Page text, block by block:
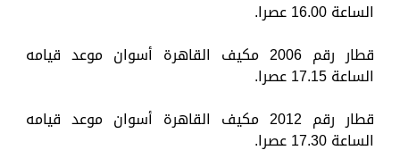
الساعة 16.00 عصرا.
قطار رقم 2006 مكيف القاهرة أسوان موعد قيامه
الساعة 17.15 عصرا.
قطار رقم 2012 مكيف القاهرة أسوان موعد قيامه
الساعة 17.30 عصرا.